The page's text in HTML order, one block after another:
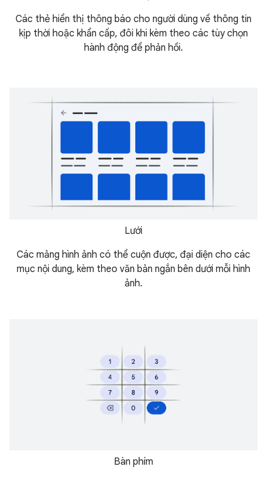
Các thẻ hiển thị thông báo cho người dùng về thông tin
kịp thời hoặc khẩn cấp, đôi khi kèm theo các tùy chọn
hành động để phản hồi.
Lưới
Các mảng hình ảnh có thể cuộn được, đại diện cho các
mục nội dung, kèm theo văn bản ngắn bên dưới mỗi hình
ảnh.
Bàn phím